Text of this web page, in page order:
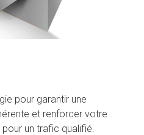
pour garantir une
et renforcer votre
un trafic qualifié.